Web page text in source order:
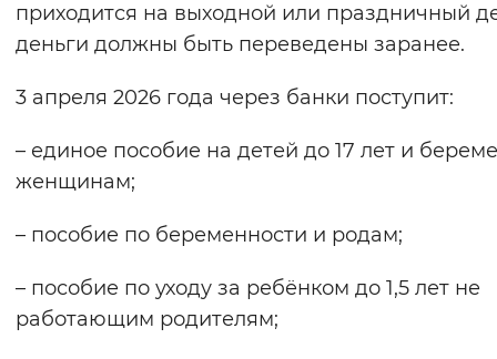
Цвет сайта
Синий фон
Воспроизвести Остановить
приходится на выходной или праздничный
деньги должны быть переведены заранее.
3 апреля 2026 года через банки поступит:
– единое пособие на детей до 17 лет и
женщинам;
– пособие по беременности и родам;
– пособие по уходу за ребёнком до 1,5 лет не
работающим родителям;